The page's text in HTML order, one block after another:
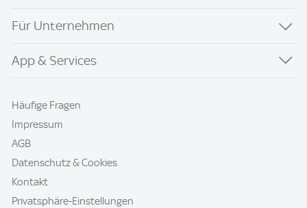
Für Unternehmen
App & Services
Häufige Fragen
Impressum
AGB
Datenschutz & Cookies
Kontakt
Privatsphäre-Einstellungen